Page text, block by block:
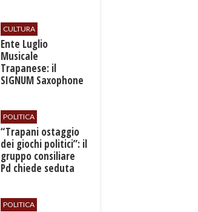
CULTURA
Ente Luglio
Musicale
Trapanese: il
SIGNUM Saxophone
Dream”
POLITICA
​“Trapani ostaggio
dei giochi politici”: il
gruppo consiliare
Pd chiede seduta
POLITICA